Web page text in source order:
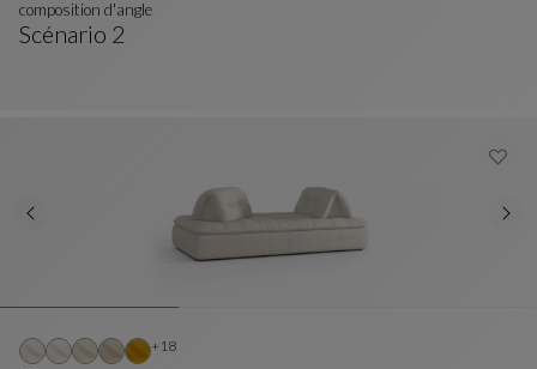
Scénario 2
composition d'angle
+18Autres coloris : 18 couleurs disponibles